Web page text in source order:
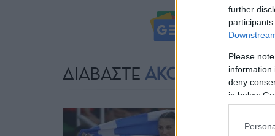
further
Please
information
deny
in below
ΔΙΑΒΑΣΤΕ ΑΚΟΜΗ